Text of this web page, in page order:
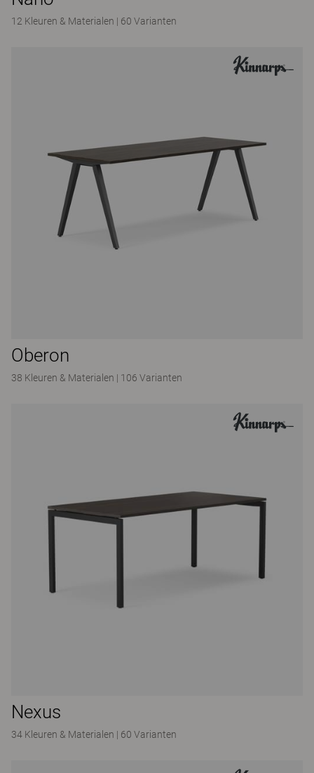
12 Kleuren & Materialen | 60 Varianten
Oberon
38 Kleuren & Materialen | 106 Varianten
Nexus
34 Kleuren & Materialen | 60 Varianten